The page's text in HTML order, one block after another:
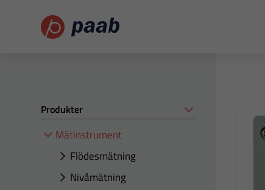
Produkter
Mätinstrument
Flödesmätning
Nivåmätning